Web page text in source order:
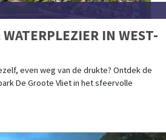
IN WEST-
even weg van de drukte? Ontdek de
De Groote Vliet in het sfeervolle